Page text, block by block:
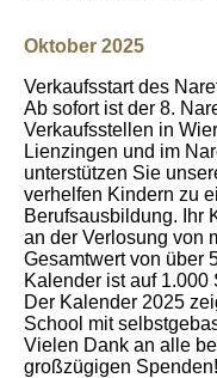
Oktober 2025
Verkaufsstart des
Ab sofort ist der 8.
Verkaufsstellen in
Lienzingen und im
unterstützen Sie
verhelfen Kindern zu
Berufsausbildung. Ihr
an der Verlosung von
Gesamtwert von über
Kalender ist auf 1.000
Der Kalender 2025
School mit
Vielen Dank an alle
großzügigen Spenden!